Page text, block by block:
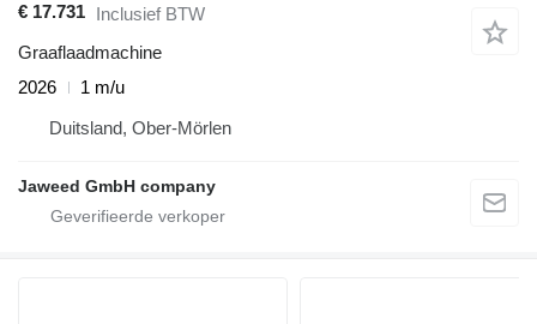
€ 17.731 Inclusief BTW
Graaflaadmachine
2026
1 m/u
Duitsland, Ober-Mörlen
Jaweed GmbH company